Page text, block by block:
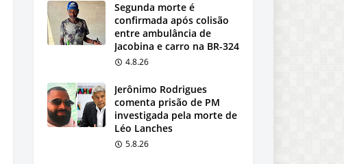
Segunda morte é
confirmada após colisão
entre ambulância de
Jacobina e carro na BR-324
4.8.26
Jerônimo Rodrigues
comenta prisão de PM
investigada pela morte de
Léo Lanches
5.8.26